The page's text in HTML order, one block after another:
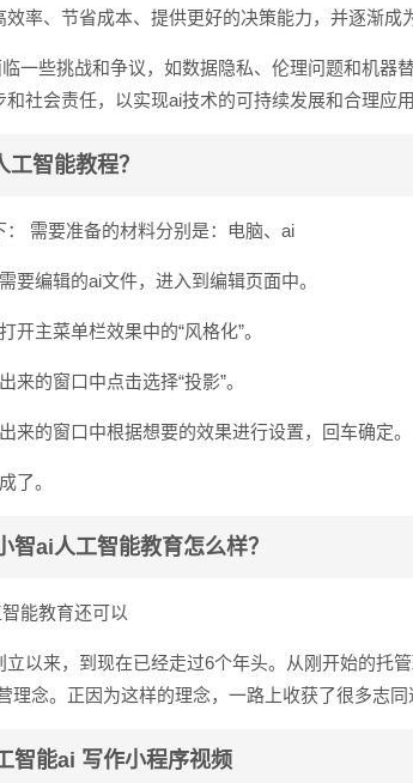
效率、节省成本、提供更好的决策能力，并逐渐成
一些挑战和争议，如数据隐私、伦理问题和机器
社会责任，以实现ai技术的可持续发展和合理应用
工智能教程？
： 需要准备的材料分别是：电脑、ai
要编辑的ai文件，进入到编辑页面中。
开主菜单栏效果中的“风格化”。
来的窗口中点击选择“投影”。
来的窗口中根据想要的效果进行设置，回车确定。
了。
智ai人工智能教育怎么样？
能教育还可以
立以来，到现在已经走过6个年头。从刚开始的托
理念。正因为这样的理念，一路上收获了很多志
智能ai 写作小程序视频